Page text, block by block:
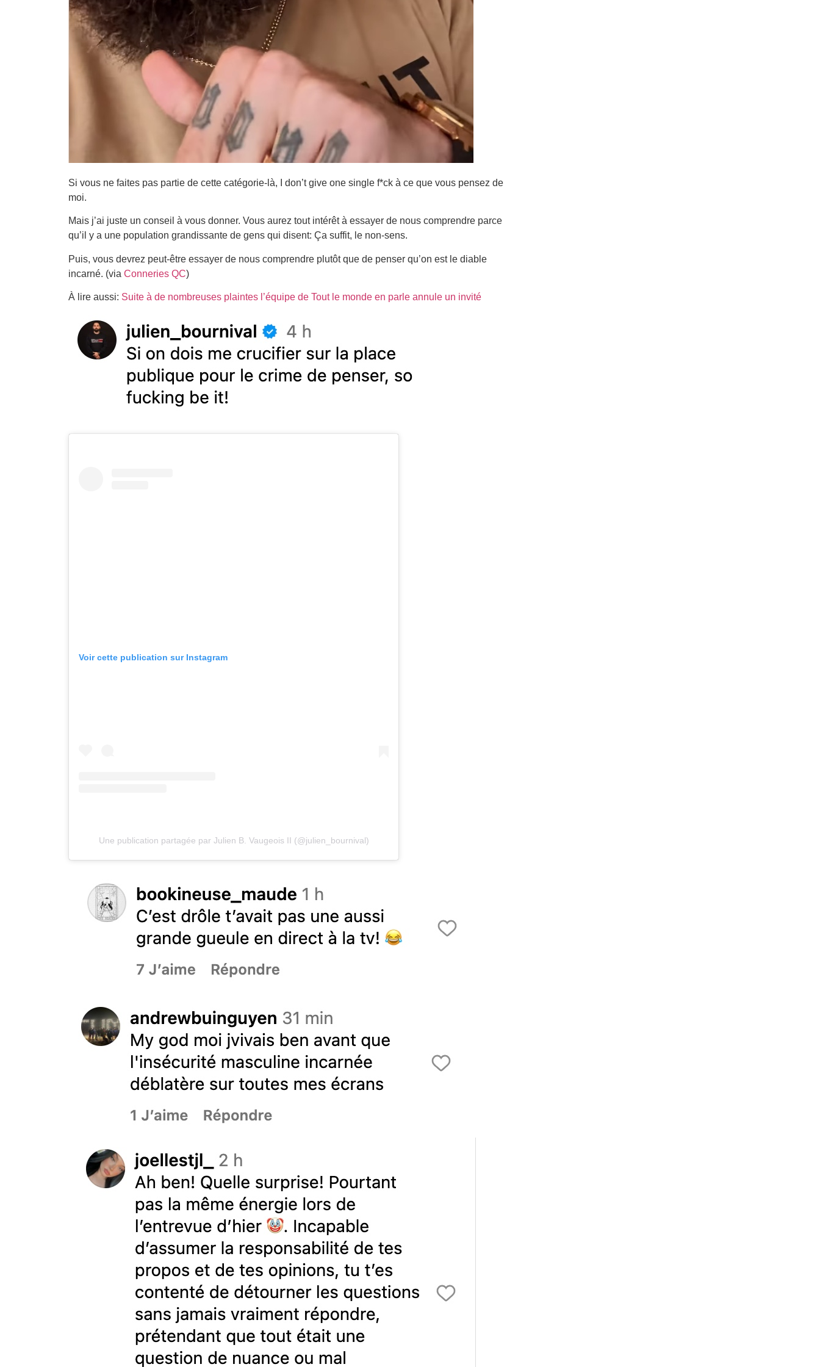
Si vous ne faites pas partie de cette catégorie-là, I don’t give one single f*ck à ce que vous pensez de
moi.
Mais j’ai juste un conseil à vous donner. Vous aurez tout intérêt à essayer de nous comprendre parce
qu’il y a une population grandissante de gens qui disent: Ça suffit, le non-sens.
Puis, vous devrez peut-être essayer de nous comprendre plutôt que de penser qu’on est le diable
incarné. (via Conneries QC)
À lire aussi: Suite à de nombreuses plaintes l’équipe de Tout le monde en parle annule un invité
Voir cette publication sur Instagram
Une publication partagée par Julien B. Vaugeois II (@julien_bournival)